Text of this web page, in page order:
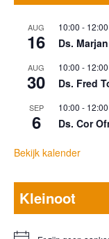
AUG
16
10:00 - 12:00
Ds.
AUG
30
10:00 - 12:00
Ds. Fred
SEP
6
10:00 - 12:00
Ds. Cor
Bekijk kalender
Kleinoot